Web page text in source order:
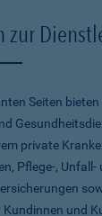
zur
Seiten
private
Pflege-, Unfall-
und